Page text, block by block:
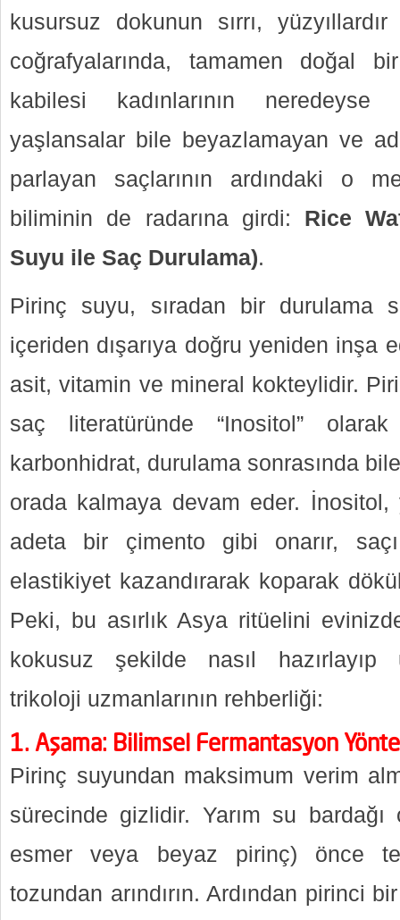
kusursuz dokunun sırrı,
coğrafyalarında, tamamen doğal
kabilesi kadınlarının
yaşlansalar bile beyazlamayan ve
parlayan saçlarının ardındaki o
biliminin de radarına girdi: Rice
Suyu ile Saç Durulama).
Pirinç suyu, sıradan bir durulama
içeriden dışarıya doğru yeniden inşa
asit, vitamin ve mineral kokteylidir.
saç literatüründe “Inositol”
karbonhidrat, durulama sonrasında
orada kalmaya devam eder. İnositol,
adeta bir çimento gibi onarır,
elastikiyet kazandırarak koparak
Peki, bu asırlık Asya ritüelini
kokusuz şekilde nasıl hazırlayıp
trikoloji uzmanlarının rehberliği:
1. Aşama: Bilimsel Fermantasyon
Pirinç suyundan maksimum verim
sürecinde gizlidir. Yarım su
esmer veya beyaz pirinç) önce
tozundan arındırın. Ardından pirinci